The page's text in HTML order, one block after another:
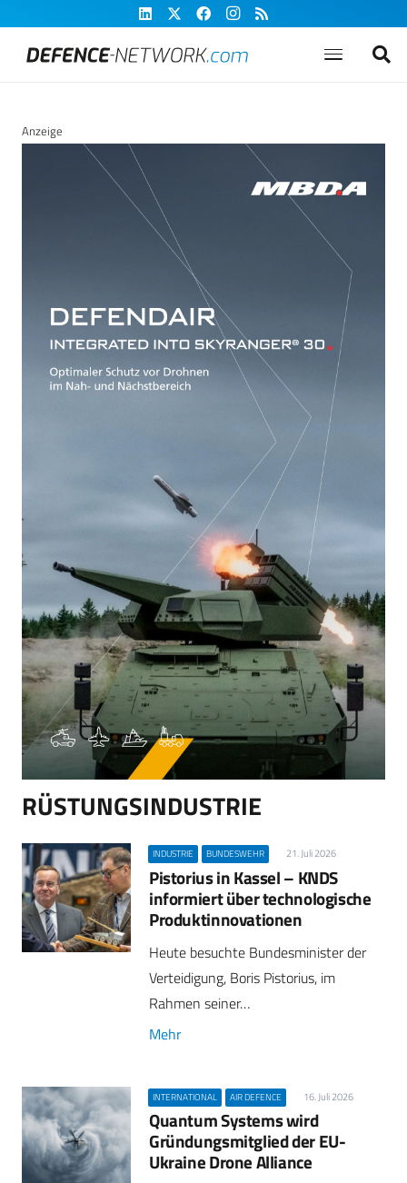
Anzeige
RÜSTUNGSINDUSTRIE
INDUSTRIE BUNDESWEHR 21. Juli 2026
Pistorius in Kassel – KNDS
informiert über technologische
Produktinnovationen
Heute besuchte Bundesminister der
Verteidigung, Boris Pistorius, im
Rahmen seiner…
Mehr
INTERNATIONAL AIR DEFENCE 16. Juli 2026
Quantum Systems wird
Gründungsmitglied der EU-
Ukraine Drone Alliance